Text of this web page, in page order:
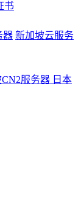
书
器 新加坡云服务
服务器 日本